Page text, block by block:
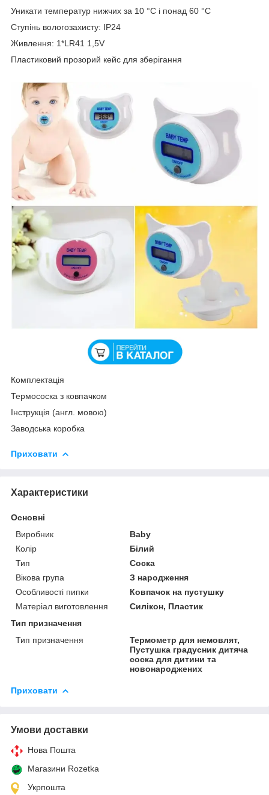
Уникати температур нижчих за 10 °C і понад 60 °C
Ступінь вологозахисту: IP24
Живлення: 1*LR41 1,5V
Пластиковий прозорий кейс для зберігання
Комплектація
Термососка з ковпачком
Інструкція (англ. мовою)
Заводська коробка
Приховати
Характеристики
Основні
Виробник
Baby
Колір
Білий
Тип
Соска
Вікова група
З народження
Особливості пипки
Ковпачок на пустушку
Матеріал виготовлення
Силікон, Пластик
Тип призначення
Тип призначення
Термометр для немовлят,
Пустушка градусник дитяча
соска для дитини та
новонароджених
Приховати
Умови доставки
Нова Пошта
Магазини Rozetka
Укрпошта